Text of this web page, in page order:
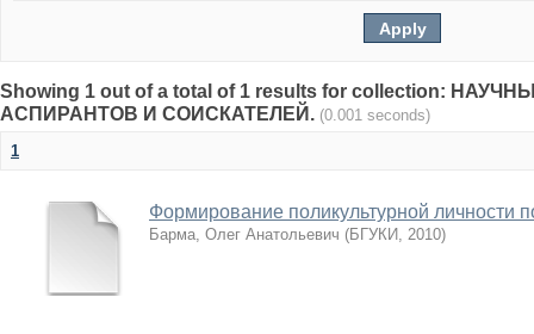
Showing 1 out of a total of 1 results for collection:
АСПИРАНТОВ И СОИСКАТЕЛЕЙ. (0.001 seconds)
1
Формирование поликультурной личности
Барма, Олег Анатольевич (БГУКИ, 2010)